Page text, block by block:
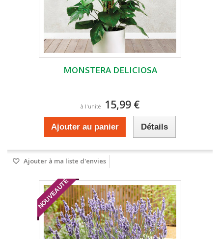
MONSTERA DELICIOSA
à l'unité 15,99 €
Ajouter au panier Détails
Ajouter à ma liste d'envies
NOUVEAUTÉ